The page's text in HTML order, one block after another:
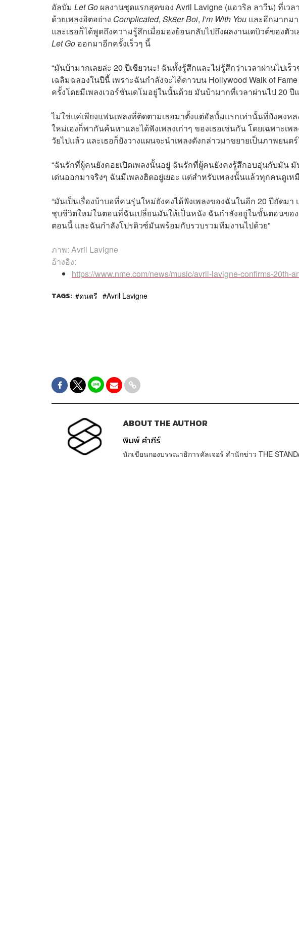
อัลบัม Let Go ผลงานชุดแรกสุดของ Avril Lavigne (แอวริล ลาวีน) ที่เว
ด้วยเพลงฮิตอย่าง Complicated, Sk8er Boi, I’m With You และอีกมากม
และเธอก็ได้พูดถึงความรู้สึกเมื่อมองย้อนกลับไปถึงผลงานเดบิวต์ของตัว
Let Go ออกมาอีกครั้งเร็วๆ นี้
“มันบ้ามากเลยล่ะ 20 ปีเชียวนะ! ฉันทั้งรู้สึกและไม่รู้สึกว่าเวลาผ่านไปเ
เฉลิมฉลองในปีนี้ เพราะฉันกำลังจะได้ดาวบน Hollywood Walk of
ครั้งโดยมีเพลงเวอร์ชันเดโมอยู่ในนั้นด้วย มันบ้ามากที่เวลาผ่านไป 20 ปี
ไม่ใช่แค่เพียงแฟนเพลงที่ติดตามเธอมาตั้งแต่อัลบั้มแรกเท่านั้นที่ยังคงหล
ใหม่เองก็พากันค้นหาและได้ฟังเพลงเก่าๆ ของเธอเช่นกัน โดยเฉพาะเพล
วัยไปแล้ว และเธอก็ยังวางแผนจะนำเพลงดังกล่าวมาขยายเป็นภาพยนต
“ฉันรักที่ผู้คนยังคอยเปิดเพลงนั้นอยู่ ฉันรักที่ผู้คนยังคงรู้สึกอบอุ่นกับมัน
เด่นออกมาจริงๆ ฉันมีเพลงฮิตอยู่เยอะ แต่สำหรับเพลงนั้นแล้วทุกคนดูเห
“มันเป็นเรื่องบ้าบอที่คนรุ่นใหม่ยังคงได้ฟังเพลงของฉันในอีก 20 ปีถัดมา
ชุบชีวิตใหม่ในตอนที่ฉันเปลี่ยนมันให้เป็นหนัง ฉันกำลังอยู่ในขั้นตอนขอ
ตอนนี้ และฉันกำลังโปรดิวซ์มันพร้อมกับรวบรวมทีมงานไปด้วย”
ภาพ: Avril Lavigne
อ้างอิง:
https://www.nme.com/news/music/avril-lavigne-confirms-20th-
TAGS: ดนตรี Avril Lavigne
ABOUT THE AUTHOR
พิมพ์ คำภีร์
นักเขียนกองบรรณาธิการคัลเจอร์ สำนักข่าว THE